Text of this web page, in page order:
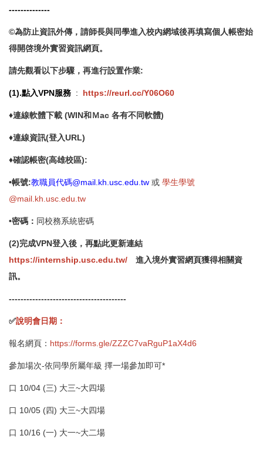
--------------
©為防止資訊外傳，請師長與同學進入校內網域後再填寫個人帳密始
得開啓境外實習資訊網頁。
請先觀看以下步驟，再進行設置作業:
(1).點入VPN服務 : https://reurl.cc/Y06O60
♦連線軟體下載 (WIN和Ｍac 各有不同軟體)
♦連線資訊(登入URL)
♦確認帳密(高雄校區):
•帳號:教職員代碼@mail.kh.usc.edu.tw 或 學生學號
@mail.kh.usc.edu.tw
•密碼： 同校務系統密碼
(2)完成VPN登入後，再點此更新連結
https://internship.usc.edu.tw/ 進入境外實習網頁獲得相關資
訊。
----------------------------------------
✅說明會日期：
報名網頁： https://forms.gle/ZZZC7vaRguP1aX4d6
參加場次-依同學所屬年級 擇一場參加即可*
口 10/04 (三) 大三~大四場
口 10/05 (四) 大三~大四場
口 10/16 (一) 大一~大二場